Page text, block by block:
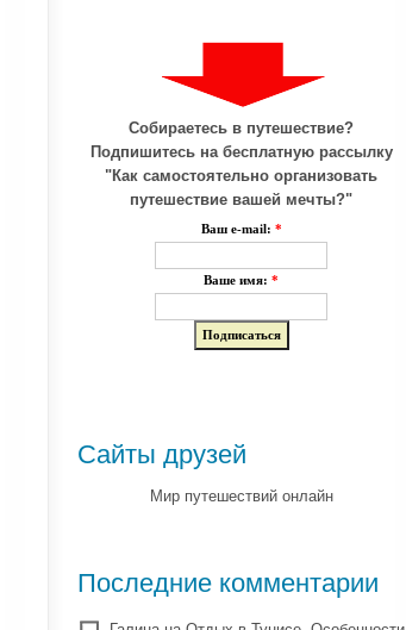
Собираетесь в путешествие?
Подпишитесь на бесплатную рассылку
"Как самостоятельно организовать
путешествие вашей мечты?"
Ваш e-mail: *
Ваше имя: *
Сайты друзей
Мир путешествий онлайн
Последние комментарии